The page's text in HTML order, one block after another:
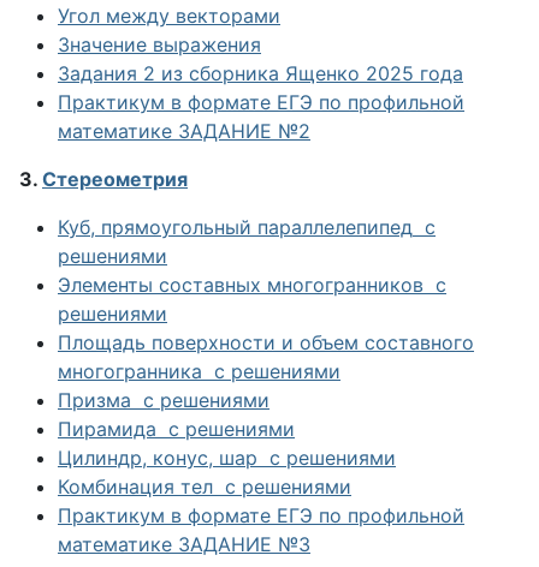
Угол между векторами
Значение выражения
Задания 2 из сборника Ященко 2025 года
Практикум в формате ЕГЭ по профильной
математике ЗАДАНИЕ №2
3. Стереометрия
Куб, прямоугольный параллелепипед с
решениями
Элементы составных многогранников с
решениями
Площадь поверхности и объем составного
многогранника с решениями
Призма с решениями
Пирамида с решениями
Цилиндр, конус, шар с решениями
Комбинация тел с решениями
Практикум в формате ЕГЭ по профильной
математике ЗАДАНИЕ №3